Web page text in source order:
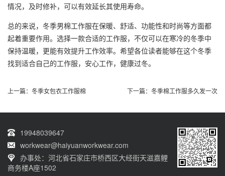
情况，及时修补，可以有效延长其使用寿命。
总的来说，冬季男棉工作服在保暖、舒适、功能性和时尚等方面都
起着重要作用。选择一款合适的工作服，不仅可以在寒冷的冬季中
保持温暖，更能有效提升工作效率。希望各位读者能够在这个冬季
找到适合自己的工作服，安心工作，健康过冬。
上一篇： 冬季女包衣工作服棉 下一篇： 冬季棉工作服多久发一次
19948039647
workwear@haiyuanworkwear.com
办事处：河北省石家庄市桥西区大经街天滋嘉鲤
商务楼A座1502